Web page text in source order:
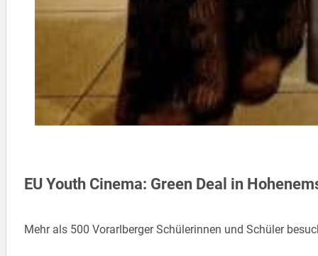
EU Youth Cinema: Green Deal in
Mehr als 500 Vorarlberger Schülerinnen und Schüler